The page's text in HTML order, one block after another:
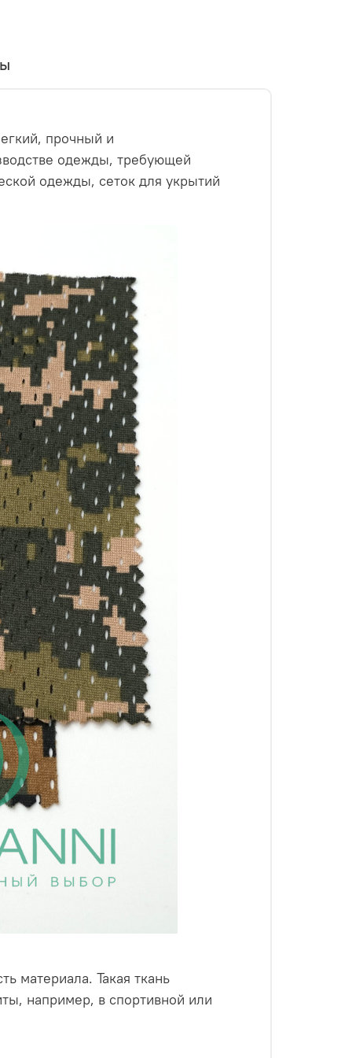
прочный и
одежды, требующей
одежды, сеток для укрытий
материала. Такая ткань
например, в спортивной или